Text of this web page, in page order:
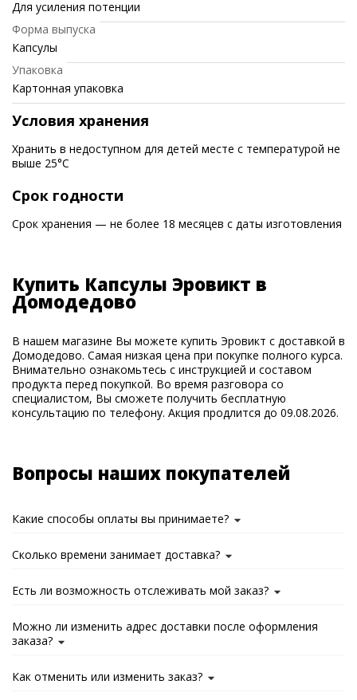
Для усиления потенции
Форма выпуска
Капсулы
Упаковка
Картонная упаковка
Условия хранения
Хранить в недоступном для детей месте с температурой не
выше 25°C
Срок годности
Срок хранения — не более 18 месяцев с даты изготовления
Купить Капсулы Эровикт в
Домодедово
В нашем магазине Вы можете купить Эровикт с доставкой в
Домодедово. Самая низкая цена при покупке полного курса.
Внимательно ознакомьтесь с инструкцией и составом
продукта перед покупкой. Во время разговора со
специалистом, Вы сможете получить бесплатную
консультацию по телефону. Акция продлится до 09.08.2026.
Вопросы наших покупателей
Какие способы оплаты вы принимаете?
Сколько времени занимает доставка?
Есть ли возможность отслеживать мой заказ?
Можно ли изменить адрес доставки после оформления
заказа?
Как отменить или изменить заказ?